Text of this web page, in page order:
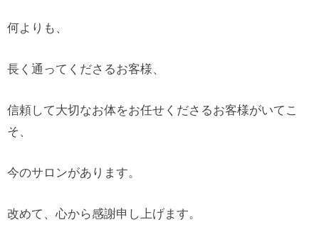
何よりも、
長く通ってくださるお客様、
信頼して大切なお体をお任せくださるお客様がいてこ
そ、
今のサロンがあります。
改めて、心から感謝申し上げます。